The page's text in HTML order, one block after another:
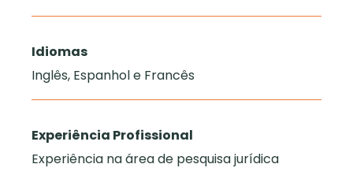
Idiomas
Inglês, Espanhol e Francês
Experiência Profissional
Experiência na área de pesquisa jurídica